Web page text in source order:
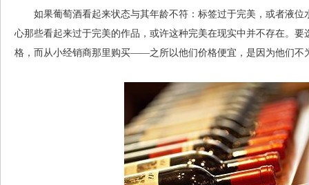
如果葡萄酒看起来状态与其年龄不符：标签过于完美，或者液位
心那些看起来过于完美的作品，或许这种完美在现实中并不存在。
格，而从小经销商那里购买——之所以他们价格便宜，是因为他们不